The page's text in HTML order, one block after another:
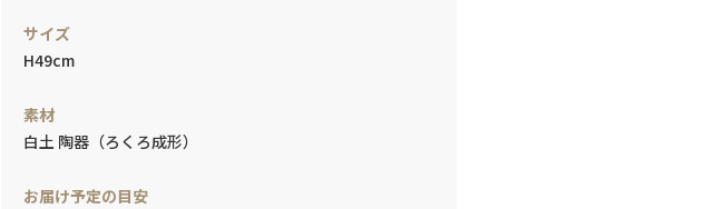
サイズ
H49cm
素材
白土 陶器（ろくろ成形）
お届け予定の目安